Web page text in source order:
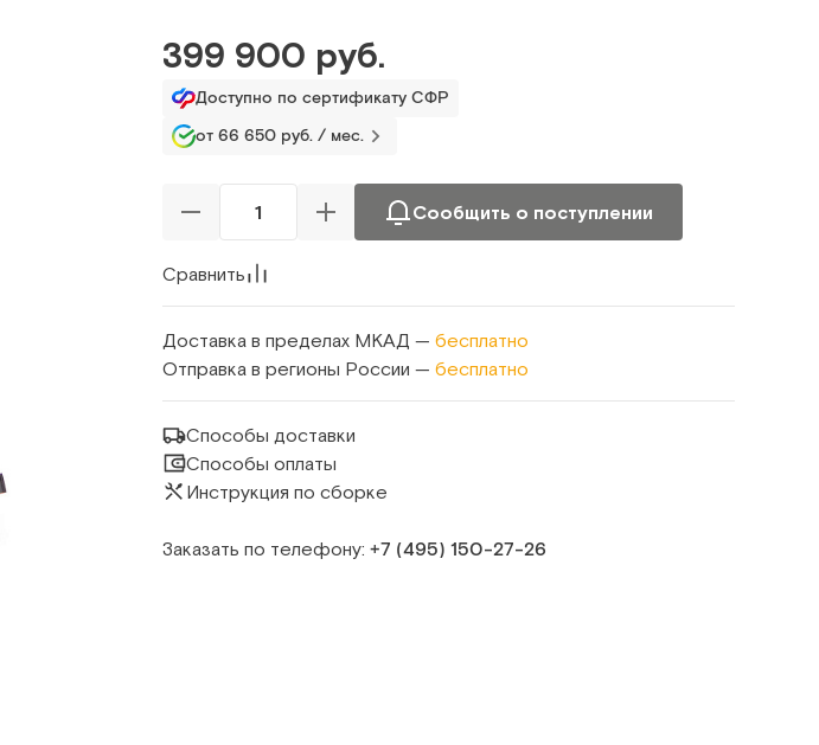
399 900 руб.
Доступно по сертификату СФР
от 66 650 руб. / мес.
Сообщить о поступлении
Сравнить
Доставка в пределах МКАД — бесплатно
Отправка в регионы России — бесплатно
Способы доставки
Способы оплаты
Инструкция по сборке
Заказать по телефону: +7 (495) 150‑27‑26